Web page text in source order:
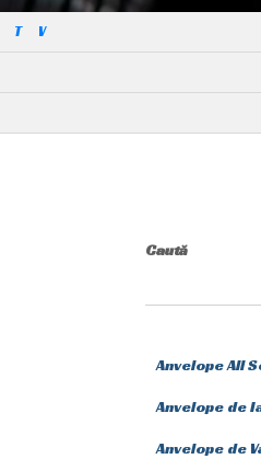
T V
Caută
Anvelope All
Anvelope de
Anvelope de